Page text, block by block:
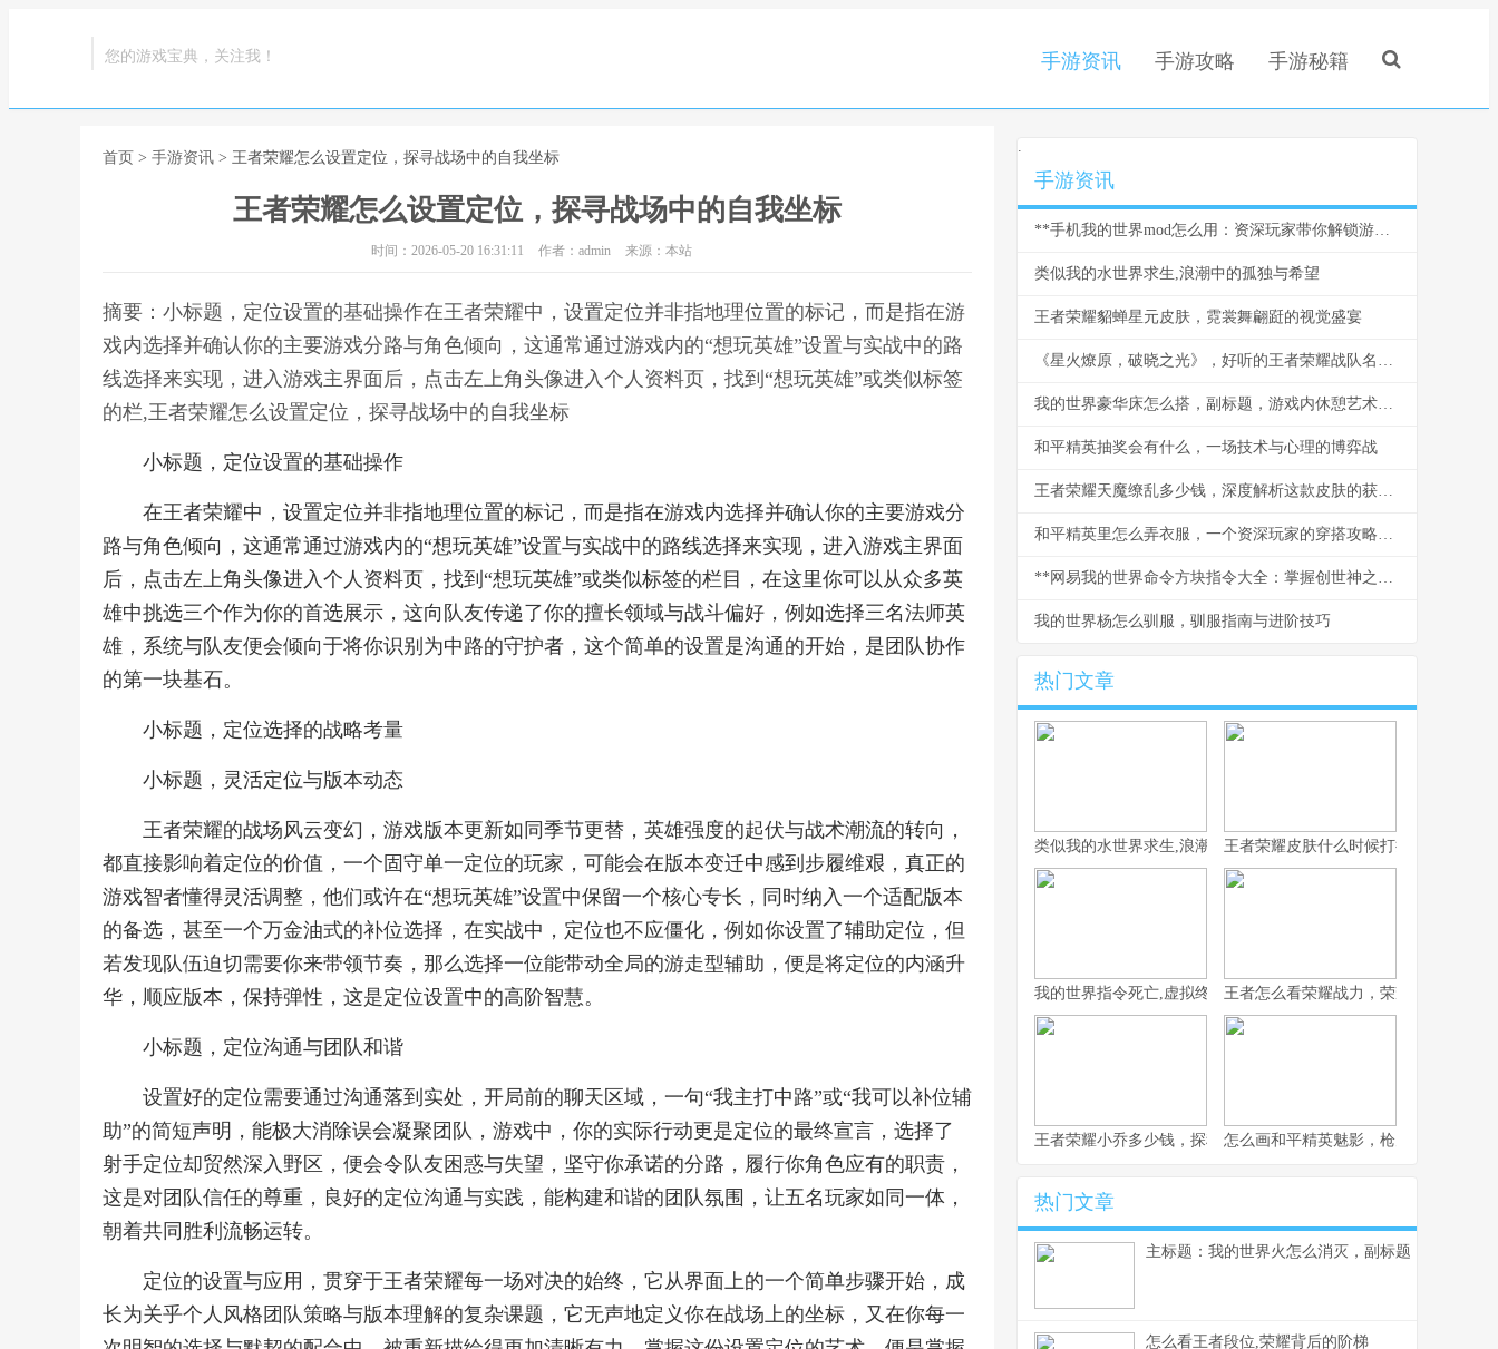
您的游戏宝典，关注我！ 手游资讯 手游攻略 手游秘籍
首页 > 手游资讯 > 王者荣耀怎么设置定位，探寻战场中的自我坐标
王者荣耀怎么设置定位，探寻战场中的自我坐标
时间：2026-05-20 16:31:11 作者：admin 来源：本站
摘要：小标题，定位设置的基础操作在王者荣耀中，设置定位并非指地理位置的标记，而是指在游
戏内选择并确认你的主要游戏分路与角色倾向，这通常通过游戏内的“想玩英雄”设置与实战中的路
线选择来实现，进入游戏主界面后，点击左上角头像进入个人资料页，找到“想玩英雄”或类似标签
的栏,王者荣耀怎么设置定位，探寻战场中的自我坐标
小标题，定位设置的基础操作
在王者荣耀中，设置定位并非指地理位置的标记，而是指在游戏内选择并确认你的主要游戏分
路与角色倾向，这通常通过游戏内的“想玩英雄”设置与实战中的路线选择来实现，进入游戏主界面
后，点击左上角头像进入个人资料页，找到“想玩英雄”或类似标签的栏目，在这里你可以从众多英
雄中挑选三个作为你的首选展示，这向队友传递了你的擅长领域与战斗偏好，例如选择三名法师英
雄，系统与队友便会倾向于将你识别为中路的守护者，这个简单的设置是沟通的开始，是团队协作
的第一块基石。
小标题，定位选择的战略考量
小标题，灵活定位与版本动态
王者荣耀的战场风云变幻，游戏版本更新如同季节更替，英雄强度的起伏与战术潮流的转向，
都直接影响着定位的价值，一个固守单一定位的玩家，可能会在版本变迁中感到步履维艰，真正的
游戏智者懂得灵活调整，他们或许在“想玩英雄”设置中保留一个核心专长，同时纳入一个适配版本
的备选，甚至一个万金油式的补位选择，在实战中，定位也不应僵化，例如你设置了辅助定位，但
若发现队伍迫切需要你来带领节奏，那么选择一位能带动全局的游走型辅助，便是将定位的内涵升
华，顺应版本，保持弹性，这是定位设置中的高阶智慧。
小标题，定位沟通与团队和谐
设置好的定位需要通过沟通落到实处，开局前的聊天区域，一句“我主打中路”或“我可以补位辅
助”的简短声明，能极大消除误会凝聚团队，游戏中，你的实际行动更是定位的最终宣言，选择了
射手定位却贸然深入野区，便会令队友困惑与失望，坚守你承诺的分路，履行你角色应有的职责，
这是对团队信任的尊重，良好的定位沟通与实践，能构建和谐的团队氛围，让五名玩家如同一体，
朝着共同胜利流畅运转。
定位的设置与应用，贯穿于王者荣耀每一场对决的始终，它从界面上的一个简单步骤开始，成
长为关乎个人风格团队策略与版本理解的复杂课题，它无声地定义你在战场上的坐标，又在你每一
.
手游资讯
**手机我的世界mod怎么用：资深玩家带你解锁游戏新世界，副标题：从入门到精通的全流程指南。**
类似我的水世界求生,浪潮中的孤独与希望
王者荣耀貂蝉星元皮肤，霓裳舞翩跹的视觉盛宴
《星火燎原，破晓之光》，好听的王者荣耀战队名与团队精神的交响
我的世界豪华床怎么搭，副标题，游戏内休憩艺术的极致追求
和平精英抽奖会有什么，一场技术与心理的博弈战
王者荣耀天魔缭乱多少钱，深度解析这款皮肤的获取之路与价值
和平精英里怎么弄衣服，一个资深玩家的穿搭攻略，副标题，从零开始打造你的战场时尚
**网易我的世界命令方块指令大全：掌握创世神之力的终极指南**
我的世界杨怎么驯服，驯服指南与进阶技巧
热门文章
类似我的水世界求生,浪潮中的孤独与希望王者荣耀皮肤什么时候打折，资深玩家
我的世界指令死亡,虚拟终结与真实隐喻王者怎么看荣耀战力，荣耀战力背后的
王者荣耀小乔多少钱，探秘获取成本与价值考量
怎么画和平精英魅影，枪火玫瑰的暗影
热门文章
主标题：我的世界火怎么消灭，副标题：资深玩家
怎么看王者段位,荣耀背后的阶梯